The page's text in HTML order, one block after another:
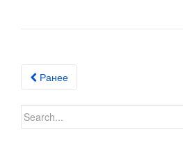
Posts navigation
Ранее
Search for: